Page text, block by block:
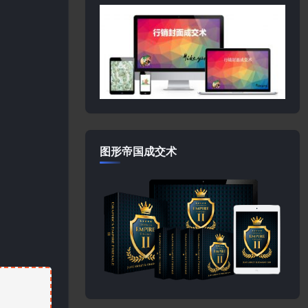
图形帝国成交术